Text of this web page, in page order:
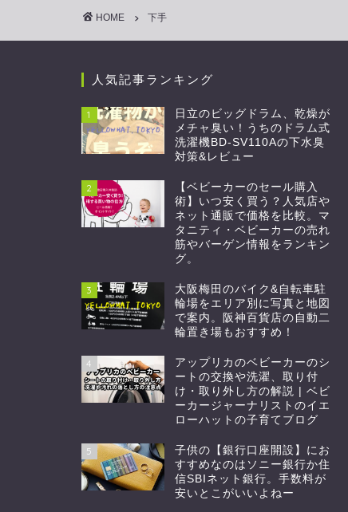
HOME 下手
人気記事ランキング
1
日立のビッグドラム、乾燥が
メチャ臭い！うちのドラム式
洗濯機BD-SV110Aの下水臭
対策&レビュー
2
【ベビーカーのセール購入
術】いつ安く買う？人気店や
ネット通販で価格を比較。マ
タニティ・ベビーカーの売れ
筋やバーゲン情報をランキン
グ。
3
大阪梅田のバイク&自転車駐
輪場をエリア別に写真と地図
で案内。阪神百貨店の自動二
輪置き場もおすすめ！
4
アップリカのベビーカーのシ
ートの交換や洗濯、取り付
け・取り外し方の解説 | ベビ
ーカージャーナリストのイエ
ローハットの子育てブログ
5
子供の【銀行口座開設】にお
すすめなのはソニー銀行か住
信SBIネット銀行。手数料が
安いとこがいいよねー